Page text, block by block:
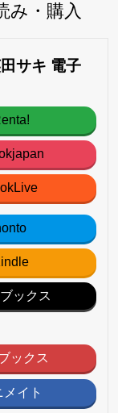
み・購入
サキ 電子
ックス
ックス
メイト